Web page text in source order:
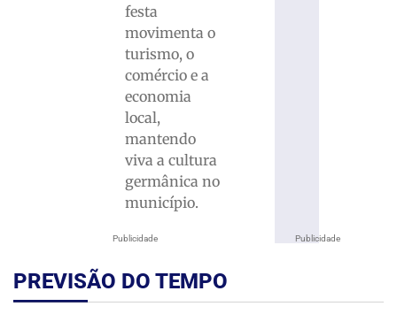
Publicidade
festa
movimenta o
turismo, o
comércio e a
economia
local,
mantendo
viva a cultura
germânica no
município.
Publicidade
PREVISÃO DO TEMPO